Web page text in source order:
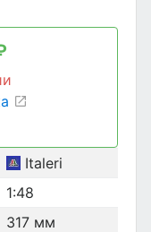
Italeri
1:48
317 мм